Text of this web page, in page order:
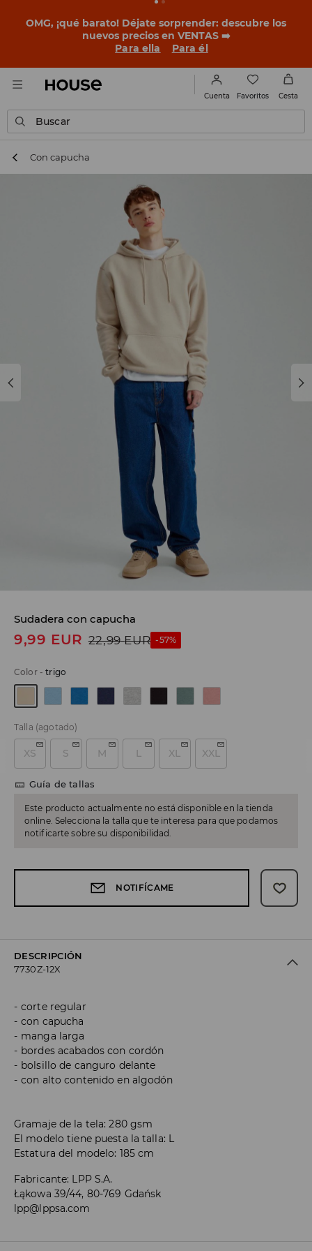
OMG, ¡qué barato! Déjate sorprender: descubre los
nuevos precios en VENTAS ➡️
Para ella
Para él
Cuenta Favoritos Cesta
Buscar
Con capucha
Sudadera con capucha
9,99 EUR 22,99 EUR -57%
Color-trigo
Talla (agotado)
XS S M L XL XXL
Guía de tallas
Este producto actualmente no está disponible en la tienda
online. Selecciona la talla que te interesa para que podamos
notificarte sobre su disponibilidad.
NOTIFÍCAME
DESCRIPCIÓN
7730Z-12X
corte regular
con capucha
manga larga
bordes acabados con cordón
bolsillo de canguro delante
con alto contenido en algodón
Gramaje de la tela: 280 gsm
El modelo tiene puesta la talla: L
Estatura del modelo: 185 cm
Fabricante: LPP S.A.
Łąkowa 39/44, 80-769 Gdańsk
lpp@lppsa.com